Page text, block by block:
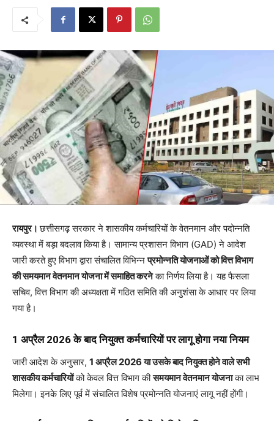
रायपुर।छत्तीसगढ़ सरकार ने शासकीय कर्मचारियों के वेतनमान और पदोन्नति
व्यवस्था में बड़ा बदलाव किया है। सामान्य प्रशासन विभाग (GAD) ने आदेश
जारी करते हुए विभाग द्वारा संचालित विभिन्नप्रमोन्नति योजनाओं को वित्त विभाग
की समयमान वेतनमान योजना में समाहित करनेका निर्णय लिया है। यह फैसला
सचिव, वित्त विभाग की अध्यक्षता में गठित समिति की अनुशंसा के आधार पर लिया
गया है।
1 अप्रैल 2026के बाद नियुक्त कर्मचारियों पर लागू होगा नया नियम
जारी आदेश के अनुसार, 1 अप्रैल 2026या उसके बाद नियुक्त होने वाले सभी
शासकीय कर्मचारियोंको केवल वित्त विभाग कीसमयमान वेतनमान योजनाका लाभ
मिलेगा। इनके लिए पूर्व में संचालित विशेष प्रमोन्नति योजनाएं लागू नहीं होंगी।